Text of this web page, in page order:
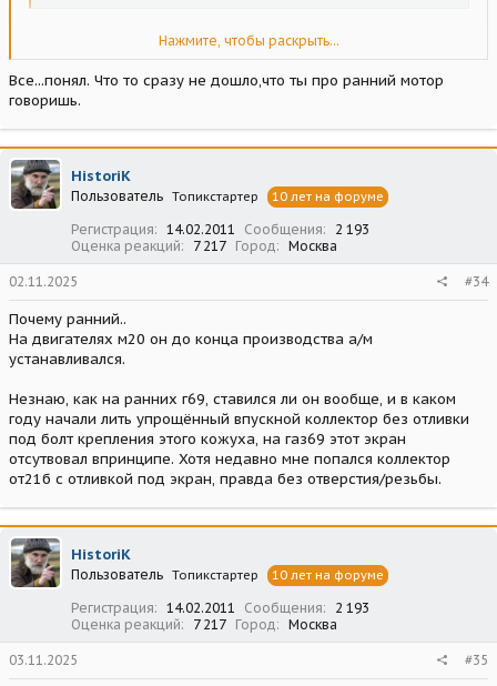
На фото он стоит в передней части коллектора.
Нажмите, чтобы раскрыть...
Все...понял. Что то сразу не дошло,что ты про ранний мотор
говоришь.
HistoriK
Пользователь Топикстартер 10 лет на форуме
Регистрация 14.02.2011 Сообщения
2 193
Оценка реакций
7 217 Город Москва
02.11.2025 #34
Почему ранний..
На двигателях м20 он до конца производства а/м
устанавливался.
Незнаю, как на ранних г69, ставился ли он вообще, и в каком
году начали лить упрощённый впускной коллектор без отливки
под болт крепления этого кожуха, на газ69 этот экран
отсутвовал впринципе. Хотя недавно мне попался коллектор
от21б с отливкой под экран, правда без отверстия/резьбы.
HistoriK
Пользователь Топикстартер 10 лет на форуме
Регистрация 14.02.2011 Сообщения
2 193
Оценка реакций
7 217 Город Москва
03.11.2025 #35